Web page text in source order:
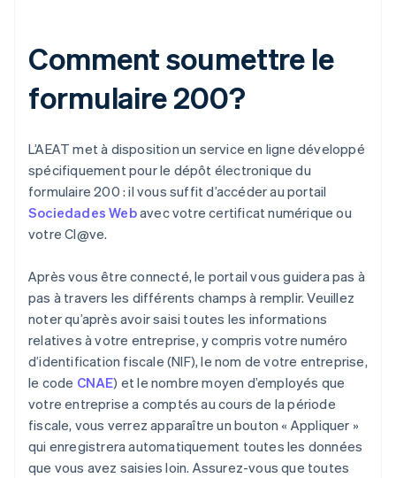
Comment soumettre le
formulaire 200?
L’AEAT met à disposition un service en ligne développé
spécifiquement pour le dépôt électronique du
formulaire 200 : il vous suffit d’accéder au portail
Sociedades Webavec votre certificat numérique ou
votre Cl@ve.
Après vous être connecté, le portail vous guidera pas à
pas à travers les différents champs à remplir. Veuillez
noter qu’après avoir saisi toutes les informations
relatives à votre entreprise, y compris votre numéro
d’identification fiscale (NIF), le nom de votre entreprise,
le code CNAE) et le nombre moyen d’employés que
votre entreprise a comptés au cours de la période
fiscale, vous verrez apparaître un bouton « Appliquer »
qui enregistrera automatiquement toutes les données
que vous avez saisies loin. Assurez-vous que toutes